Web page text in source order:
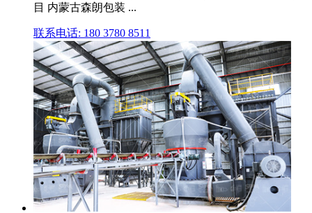
目 内蒙古森朗包装 ...
联系电话: 180 3780 8511